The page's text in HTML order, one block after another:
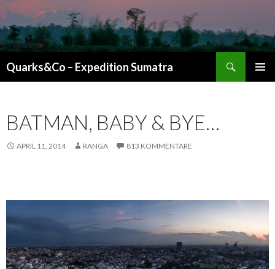
Quarks&Co – Expedition Sumatra
BATMAN, BABY & BYE…
APRIL 11, 2014 RANGA 813 KOMMENTARE